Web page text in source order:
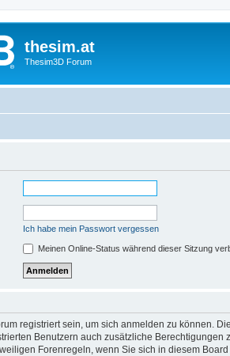
thesim.at
Thesim3D Forum
Ich habe mein Passwort vergessen
Meinen Online-Status während dieser Sitzung
registriert sein, um sich anmelden zu können.
Benutzern auch zusätzliche
Forenregeln, wenn Sie sich in diesem Board